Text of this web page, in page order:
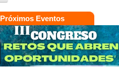
Próximos Eventos